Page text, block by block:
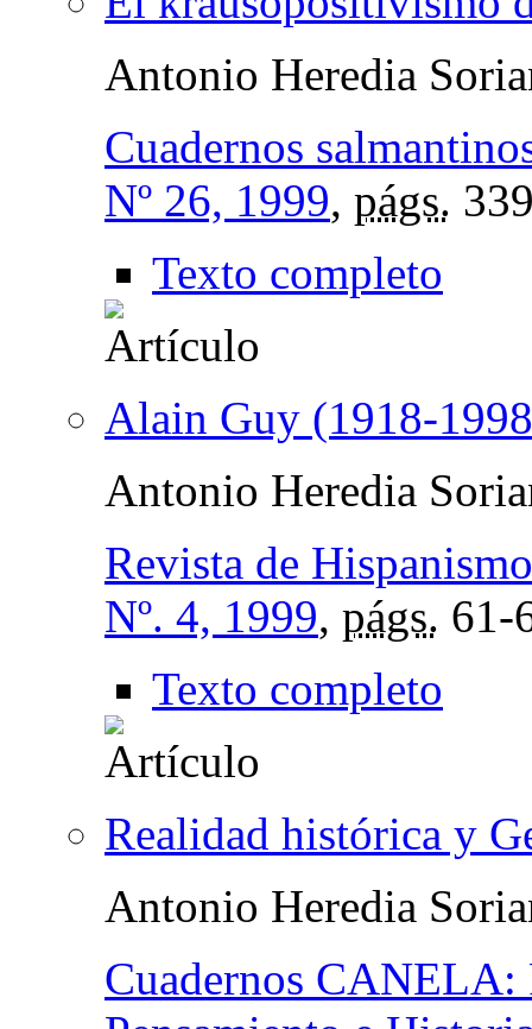
Antonio Heredia
Cuadernos
Nº 26, 1999, págs.
Texto completo
Alain Guy (1918-
Antonio Heredia
Revista de
Nº. 4, 1999, págs. 61-
Texto completo
Realidad histórica y
Antonio Heredia
Cuadernos CANELA: